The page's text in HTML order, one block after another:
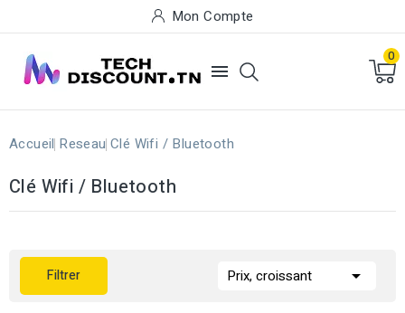
Mon Compte

0
Accueil Reseau Clé Wifi / Bluetooth
Clé Wifi / Bluetooth
Filtrer Prix, croissant 